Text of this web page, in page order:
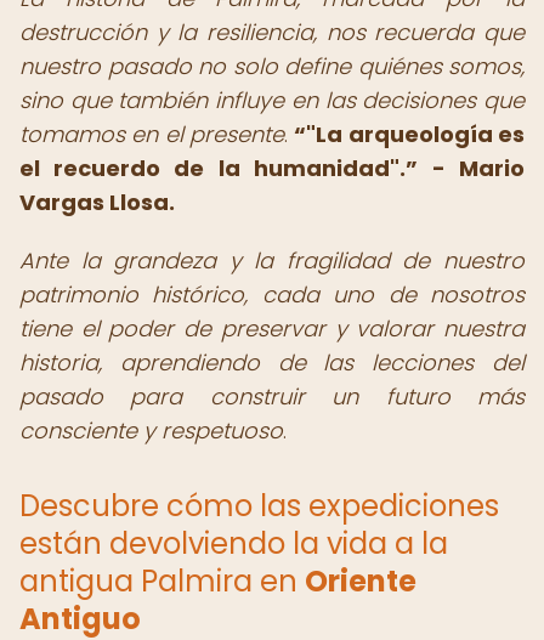
destrucción y la resiliencia, nos recuerda que
nuestro pasado no solo define quiénes somos,
sino que también influye en las decisiones que
tomamos en el presente. "La arqueología es
el recuerdo de la humanidad".
- Mario
Vargas Llosa.
Ante la grandeza y la fragilidad de nuestro
patrimonio histórico, cada uno de nosotros
tiene el poder de preservar y valorar nuestra
historia, aprendiendo de las lecciones del
pasado para construir un futuro más
consciente y respetuoso.
Descubre cómo las expediciones
están devolviendo la vida a la
antigua Palmira en Oriente
Antiguo